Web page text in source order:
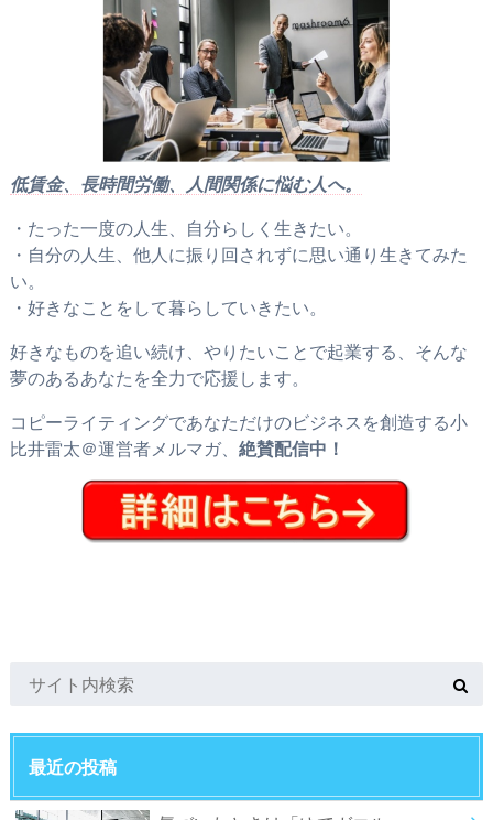
低賃金、長時間労働、人間関係に悩む人へ。
・たった一度の人生、自分らしく生きたい。
・自分の人生、他人に振り回されずに思い通り生きてみた
い。
・好きなことをして暮らしていきたい。
好きなものを追い続け、やりたいことで起業する、そんな
夢のあるあなたを全力で応援します。
コピーライティングであなただけのビジネスを創造する小
比井雷太＠運営者メルマガ、 絶賛配信中！
最近の投稿